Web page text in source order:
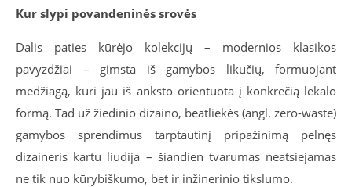
Kur slypi povandeninės srovės
Dalis paties kūrėjo kolekcijų – modernios klasikos
pavyzdžiai – gimsta iš gamybos likučių, formuojant
medžiagą, kuri jau iš anksto orientuota į konkrečią lekalo
formą. Tad už žiedinio dizaino, beatliekės (angl. zero-waste)
gamybos sprendimus tarptautinį pripažinimą pelnęs
dizaineris kartu liudija – šiandien tvarumas neatsiejamas
ne tik nuo kūrybiškumo, bet ir inžinerinio tikslumo.